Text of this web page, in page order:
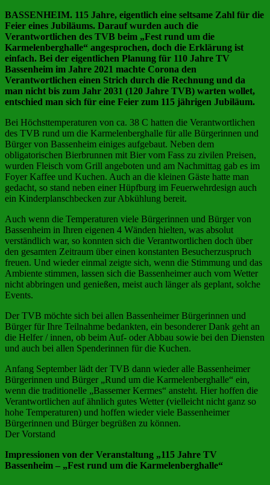
BASSENHEIM. 115 Jahre, eigentlich eine seltsame Zahl für die
Feier eines Jubiläums. Darauf wurden auch die
Verantwortlichen des TVB beim „Fest rund um die
Karmelenberghalle“ angesprochen, doch die Erklärung ist
einfach. Bei der eigentlichen Planung für 110 Jahre TV
Bassenheim im Jahre 2021 machte Corona den
Verantwortlichen einen Strich durch die Rechnung und da
man nicht bis zum Jahr 2031 (120 Jahre TVB) warten wollet,
entschied man sich für eine Feier zum 115 jährigen Jubiläum.
Bei Höchsttemperaturen von ca. 38 C hatten die Verantwortlichen
des TVB rund um die Karmelenberghalle für alle Bürgerinnen und
Bürger von Bassenheim einiges aufgebaut. Neben dem
obligatorischen Bierbrunnen mit Bier vom Fass zu zivilen Preisen,
wurden Fleisch vom Grill angeboten und am Nachmittag gab es im
Foyer Kaffee und Kuchen. Auch an die kleinen Gäste hatte man
gedacht, so stand neben einer Hüpfburg im Feuerwehrdesign auch
ein Kinderplanschbecken zur Abkühlung bereit.
Auch wenn die Temperaturen viele Bürgerinnen und Bürger von
Bassenheim in Ihren eigenen 4 Wänden hielten, was absolut
verständlich war, so konnten sich die Verantwortlichen doch über
den gesamten Zeitraum über einen konstanten Besucherzuspruch
freuen. Und wieder einmal zeigte sich, wenn die Stimmung und das
Ambiente stimmen, lassen sich die Bassenheimer auch vom Wetter
nicht abbringen und genießen, meist auch länger als geplant, solche
Events.
Der TVB möchte sich bei allen Bassenheimer Bürgerinnen und
Bürger für Ihre Teilnahme bedankten, ein besonderer Dank geht an
die Helfer / innen, ob beim Auf- oder Abbau sowie bei den Diensten
und auch bei allen Spenderinnen für die Kuchen.
Anfang September lädt der TVB dann wieder alle Bassenheimer
Bürgerinnen und Bürger „Rund um die Karmelenberghalle“ ein,
wenn die traditionelle „Bassemer Kermes“ ansteht. Hier hoffen die
Verantwortlichen auf ähnlich gutes Wetter (vielleicht nicht ganz so
hohe Temperaturen) und hoffen wieder viele Bassenheimer
Bürgerinnen und Bürger begrüßen zu können.
Der Vorstand
Impressionen von der Veranstaltung „115 Jahre TV
Bassenheim – „Fest rund um die Karmelenberghalle“